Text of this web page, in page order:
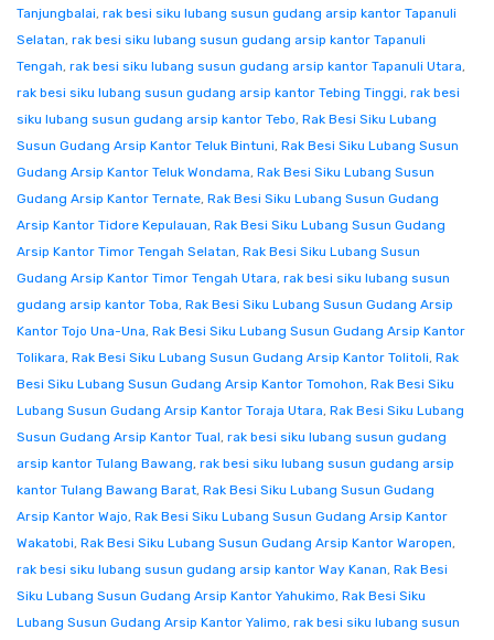
Tanjungbalai, rak besi siku lubang susun gudang arsip kantor Tapanuli
Selatan, rak besi siku lubang susun gudang arsip kantor Tapanuli
Tengah, rak besi siku lubang susun gudang arsip kantor Tapanuli Utara,
rak besi siku lubang susun gudang arsip kantor Tebing Tinggi, rak besi
siku lubang susun gudang arsip kantor Tebo, Rak Besi Siku Lubang
Susun Gudang Arsip Kantor Teluk Bintuni, Rak Besi Siku Lubang Susun
Gudang Arsip Kantor Teluk Wondama, Rak Besi Siku Lubang Susun
Gudang Arsip Kantor Ternate, Rak Besi Siku Lubang Susun Gudang
Arsip Kantor Tidore Kepulauan, Rak Besi Siku Lubang Susun Gudang
Arsip Kantor Timor Tengah Selatan, Rak Besi Siku Lubang Susun
Gudang Arsip Kantor Timor Tengah Utara, rak besi siku lubang susun
gudang arsip kantor Toba, Rak Besi Siku Lubang Susun Gudang Arsip
Kantor Tojo Una-Una, Rak Besi Siku Lubang Susun Gudang Arsip Kantor
Tolikara, Rak Besi Siku Lubang Susun Gudang Arsip Kantor Tolitoli, Rak
Besi Siku Lubang Susun Gudang Arsip Kantor Tomohon, Rak Besi Siku
Lubang Susun Gudang Arsip Kantor Toraja Utara, Rak Besi Siku Lubang
Susun Gudang Arsip Kantor Tual, rak besi siku lubang susun gudang
arsip kantor Tulang Bawang, rak besi siku lubang susun gudang arsip
kantor Tulang Bawang Barat, Rak Besi Siku Lubang Susun Gudang
Arsip Kantor Wajo, Rak Besi Siku Lubang Susun Gudang Arsip Kantor
Wakatobi, Rak Besi Siku Lubang Susun Gudang Arsip Kantor Waropen,
rak besi siku lubang susun gudang arsip kantor Way Kanan, Rak Besi
Siku Lubang Susun Gudang Arsip Kantor Yahukimo, Rak Besi Siku
Lubang Susun Gudang Arsip Kantor Yalimo, rak besi siku lubang susun